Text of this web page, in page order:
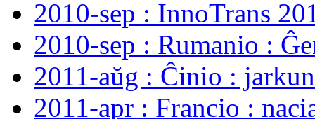
2010-sep : InnoTrans
2010-sep : Rumanio :
2011-aŭg : Ĉinio :
2011-apr : Francio :